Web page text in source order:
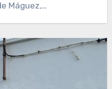
Máguez,…